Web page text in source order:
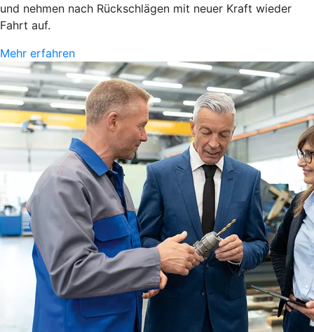
und nehmen nach Rückschlägen mit neuer Kraft wieder
Fahrt auf.
Mehr erfahren